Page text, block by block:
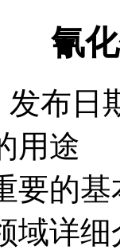
氰
布日
用途
要的
域详